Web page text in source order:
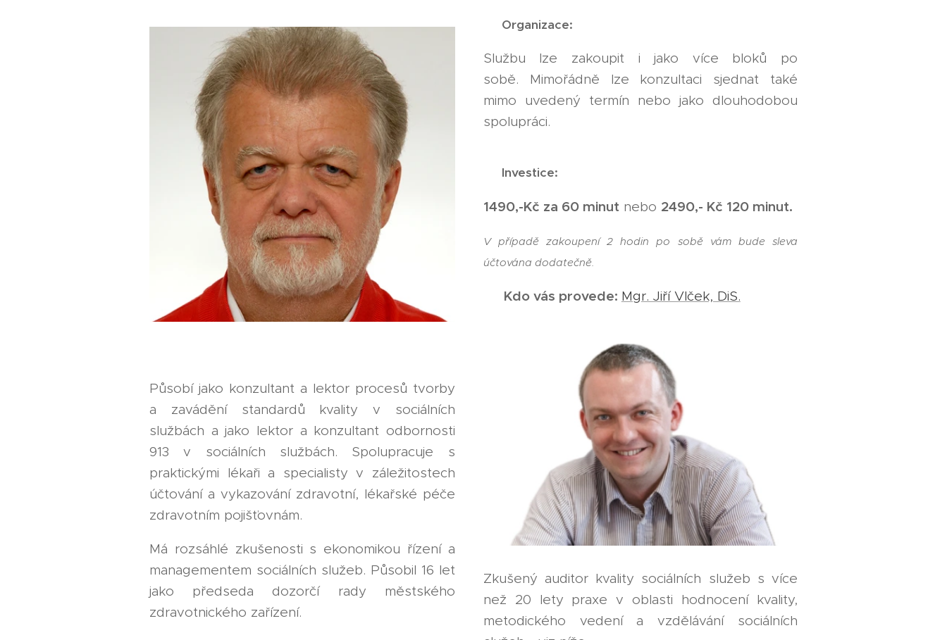
Působí jako konzultant a lektor procesů tvorby
a zavádění standardů kvality v sociálních
službách a jako lektor a konzultant odbornosti
913 v sociálních službách. Spolupracuje s
praktickými lékaři a specialisty v záležitostech
účtování a vykazování zdravotní, lékařské péče
zdravotním pojišťovnám.
Má rozsáhlé zkušenosti s ekonomikou řízení a
managementem sociálních služeb. Působil 16 let
jako předseda dozorčí rady městského
zdravotnického zařízení.
Organizace:
Službu lze zakoupit i jako více bloků po
sobě. Mimořádně lze konzultaci sjednat také
mimo uvedený termín nebo jako dlouhodobou
spolupráci.
Investice:
1490,-Kč za 60 minut nebo 2490,- Kč 120 minut.
V případě zakoupení 2 hodin po sobě vám bude sleva
účtována dodatečně.
Kdo vás provede: Mgr. Jiří Vlček, DiS.
Zkušený auditor kvality sociálních služeb s více
než 20 lety praxe v oblasti hodnocení kvality,
metodického vedení a vzdělávání sociálních